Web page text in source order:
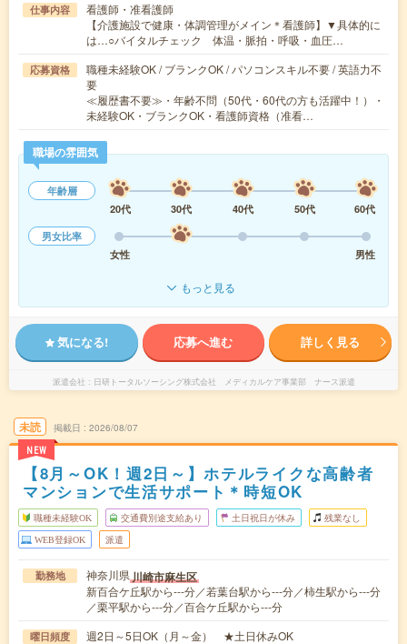
仕事内容
看護師・准看護師
【介護施設で健康・体調管理がメイン＊看護師】▼具体的に
は…○バイタルチェック 体温・脈拍・呼吸・血圧…
応募資格
職種未経験OK / ブランクOK / パソコンスキル不要 / 英語力不
要
≪履歴書不要≫・年齢不問（50代・60代の方も活躍中！）・
未経験OK・ブランクOK・看護師資格（准看…
職場の雰囲気
年齢層
20代
30代 40代 50代
60代
男女比率
女性
男性
もっと見る
気になる! 応募へ進む 詳しく見る
派遣会社 日研トータルソーシング株式会社 メディカルケア事業部 ナース派遣
未読
NEW
掲載日 2026/08/07
【8月～OK！週2日～】ホテルライクな高齢者
マンションで生活サポート＊時短OK
職種未経験OK 交通費別途支給あり 土日祝日が休み 残業なし
WEB登録OK 派遣
勤務地 神奈川県川崎市麻生区
新百合ケ丘駅から---分／若葉台駅から---分／柿生駅から---分
／栗平駅から---分／百合ケ丘駅から---分
曜日頻度 週2日～5日OK（月～金） ★土日休みOK